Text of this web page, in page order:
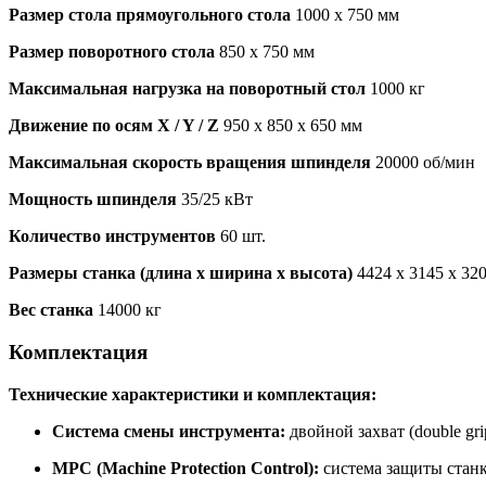
Размер стола прямоугольного стола 1000 x 750 мм
Размер поворотного стола 850 x 750 мм
Максимальная нагрузка на поворотный стол 1000 кг
Движение по осям X / Y / Z 950 x 850 x 650 мм
Максимальная скорость вращения шпинделя 20000 об/мин
Мощность шпинделя 35/25 кВт
Количество инструментов 60 шт.
Размеры станка (длина х ширина х высота) 4424 x 3145 x
Вес станка 14000 кг
Комплектация
Технические характеристики и комплектация:
Система смены инструмента: двойной захват (double
MPC (Machine Protection Control): система защиты